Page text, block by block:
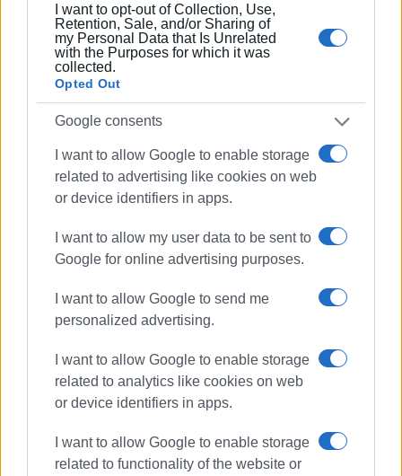
I want to opt-out of Collection, Use,
Retention, Sale, and/or Sharing of
my Personal Data that Is Unrelated
with the Purposes for which it was
collected.
Opted Out
Google consents
I want to allow Google to enable storage
related to advertising like cookies on web
or device identifiers in apps.
I want to allow my user data to be sent to
Google for online advertising purposes.
I want to allow Google to send me
personalized advertising.
I want to allow Google to enable storage
related to analytics like cookies on web
or device identifiers in apps.
I want to allow Google to enable storage
related to functionality of the website or
Συνδρομητές στο e-paper